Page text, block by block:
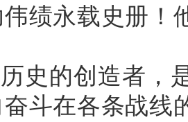
绩永载史册！
史的创造者，
斗在各条战线